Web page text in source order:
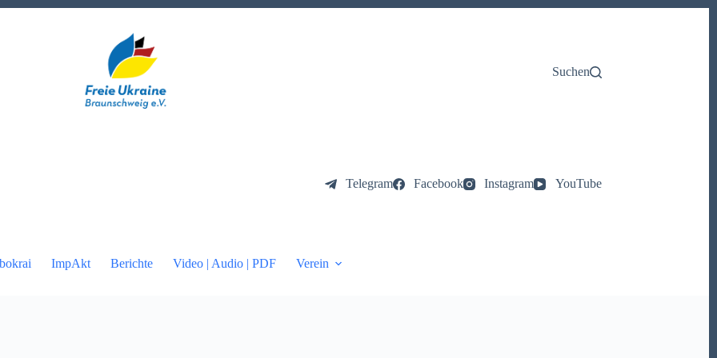
Suchen
Telegram Facebook Instagram YouTube
ImpAkt Berichte Video | Audio | PDF Verein